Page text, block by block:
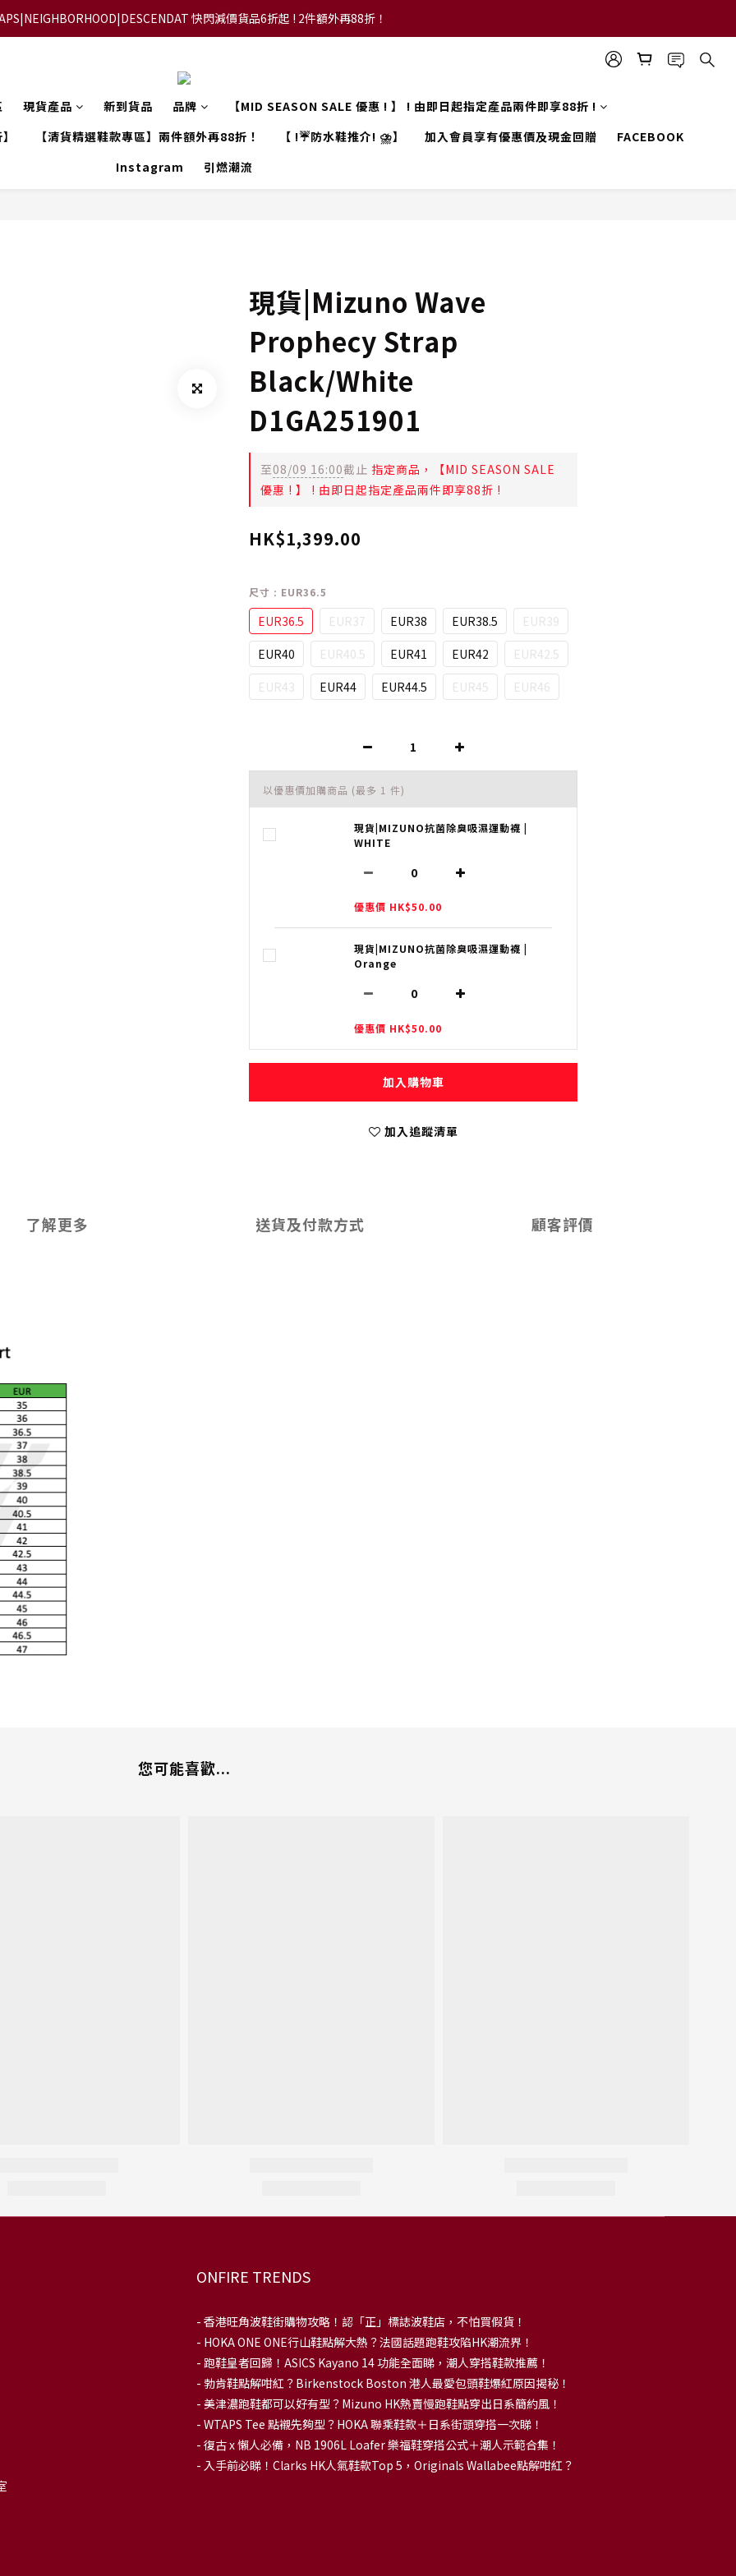
【FLASH SALE 兩件指定現貨產品即享88折】
快閃減價貨品6折起 ! 2件額外再88折！
現貨產品 新到貨品 品牌
【MID SEASON SALE 優惠 ! 】 ! 由即日起指定產品兩件即享88折 !
【清貨精選鞋款專區】兩件額外再88折！ 【 !☔防水鞋推介! ⛈️】 加入會員享有優惠價及現金回贈
FACEBOOK
Instagram
引燃潮流
現貨|Mizuno Wave
Prophecy Strap
Black/White
D1GA251901
至08/09 16:00截止 指定商品，【MID SEASON SALE
優惠 ! 】 ! 由即日起指定產品兩件即享88折 !
HK$1,399.00
尺寸 : EUR36.5
EUR36.5 EUR37 EUR38 EUR38.5
EUR39
EUR40
EUR40.5 EUR41 EUR42
EUR42.5
EUR43
EUR44 EUR44.5 EUR45 EUR46
以優惠價加購商品 (最多 1 件)
現貨|MIZUNO抗菌除臭吸濕運動襪 |
WHITE
優惠價 HK$50.00
現貨|MIZUNO抗菌除臭吸濕運動襪 |
Orange
優惠價 HK$50.00
加入購物車
加入追蹤清單
了解更多 送貨及付款方式 顧客評價
您可能喜歡...
ONFIRE TRENDS
- 香港旺角波鞋街購物攻略！認「正」標誌波鞋店，不怕買假貨！
- HOKA ONE ONE行山鞋點解大熱？法國話題跑鞋攻陷HK潮流界！
- 跑鞋皇者回歸！ASICS Kayano 14 功能全面睇，潮人穿搭鞋款推薦！
- 勃肯鞋點解咁紅？Birkenstock Boston 港人最愛包頭鞋爆紅原因揭秘！
- 美津濃跑鞋都可以好有型？Mizuno HK熱賣慢跑鞋點穿出日系簡約風！
- WTAPS Tee 點襯先夠型？HOKA 聯乘鞋款＋日系街頭穿搭一次睇！
- 復古 x 懶人必備，NB 1906L Loafer 樂福鞋穿搭公式＋潮人示範合集！
- 入手前必睇！Clarks HK人氣鞋款Top 5，Originals Wallabee點解咁紅？